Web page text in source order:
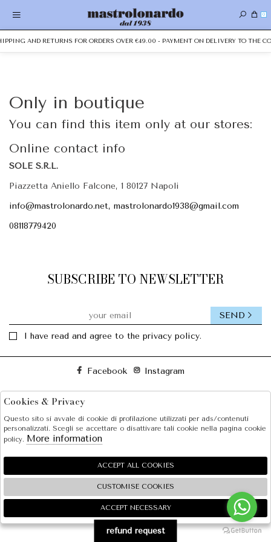
0
AND RETURNS FOR ORDERS OVER €49.00 - PAYMENT ON DELIVERY TO THE
Only in boutique
You can find this item only at our stores:
Online contact info
SOLE S.R.L.
Piazzetta Aniello Falcone, 1 80127 Napoli
info@mastrolonardo.net, mastrolonardo1938@gmail.com
08118779420
SUBSCRIBE TO NEWSLETTER
I have read and agree to the privacy policy.
SEND
Facebook Instagram
SHOPPING
EXTRA
gruppo Zucchetti
🍪
refund request
Cookies & Privacy
Questo sito si avvale di cookie di profilazione utilizzati per ads/contenuti
personalizzati. Scegli se accettare o disattivare tali cookie nella pagina cookie
policy. More information
ACCEPT ALL COOKIES
CUSTOMISE COOKIES
ACCEPT NECESSARY